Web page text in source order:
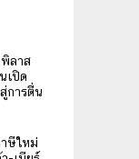
ลาส
เปิด
การตื่น
ษีใหม่